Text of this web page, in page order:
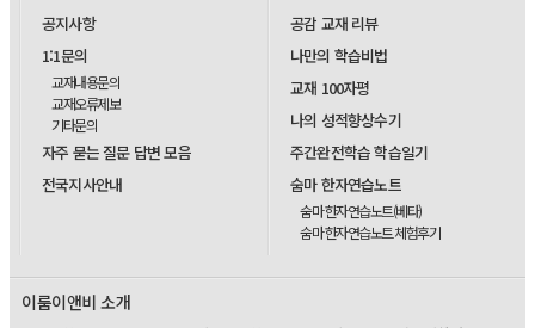
공지사항
1:1문의
교재내용문의
교재오류제보
기타문의
자주 묻는 질문 답변 모음
전국지사안내
공감 교재 리뷰
나만의 학습비법
교재 100자평
나의 성적향상수기
주간완전학습 학습일기
숨마 한자연습노트
숨마 한자연습노트(베타)
숨마 한자연습노트 체험후기
이룸이앤비 소개